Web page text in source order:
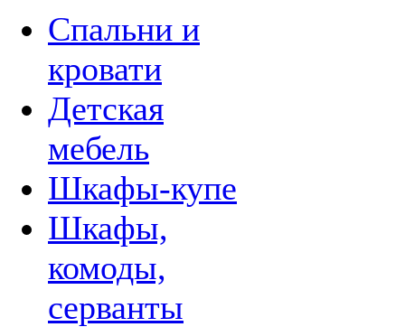
Спальни и
кровати
Детская
мебель
Шкафы-купе
Шкафы,
комоды,
серванты